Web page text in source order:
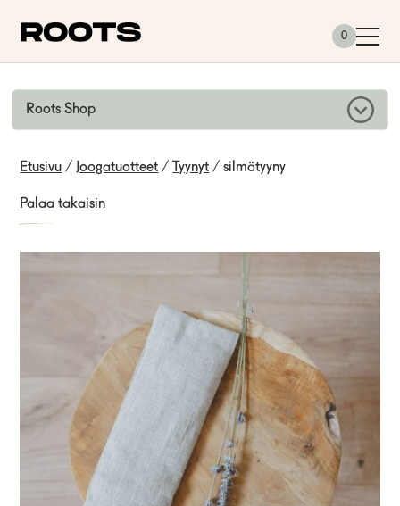
0
Roots Shop
Etusivu / Joogatuotteet / Tyynyt / silmätyyny
Palaa takaisin